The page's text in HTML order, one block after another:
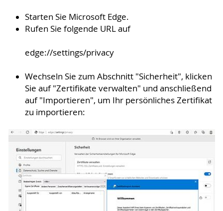
Starten Sie Microsoft Edge.
Rufen Sie folgende URL auf
edge://settings/privacy
Wechseln Sie zum Abschnitt "Sicherheit", klicken
Sie auf "Zertifikate verwalten" und anschließend
auf "Importieren", um Ihr persönliches Zertifikat
zu importieren: